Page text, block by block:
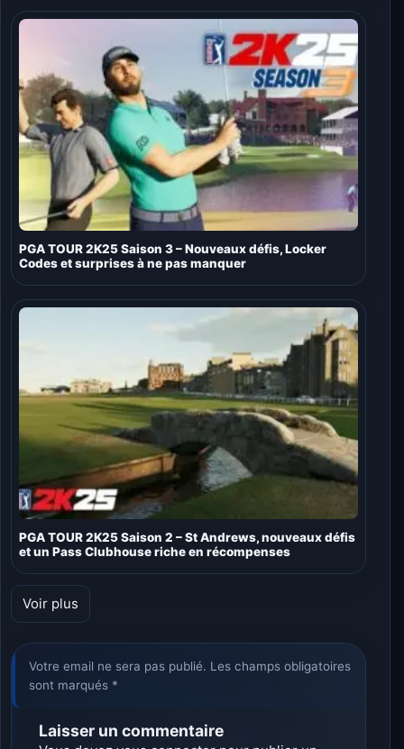
PGA TOUR 2K25 Saison 3 – Nouveaux défis, Locker
Codes et surprises à ne pas manquer
PGA TOUR 2K25 Saison 2 – St Andrews, nouveaux défis
et un Pass Clubhouse riche en récompenses
Voir plus
Votre email ne sera pas publié. Les champs obligatoires
sont marqués *
Laisser un commentaire